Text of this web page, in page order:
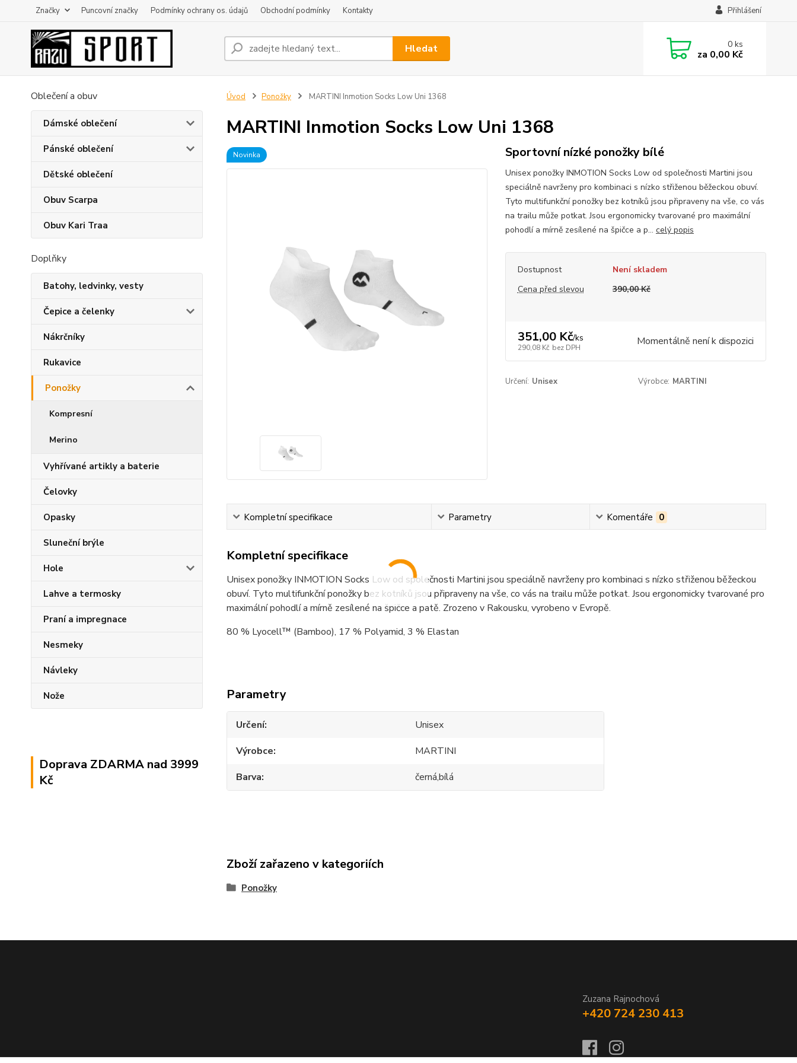
Značky Puncovní značky Podmínky ochrany os. údajů Obchodní podmínky Kontakty Přihlášení
Hledat 0ks
za 0,00 Kč
Oblečení a obuv
Dámské oblečení
Pánské oblečení
Dětské oblečení
Obuv Scarpa
Obuv Kari Traa
Doplňky
Batohy, ledvinky, vesty
Čepice a čelenky
Nákrčníky
Rukavice
Ponožky
Kompresní
Merino
Vyhřívané artikly a baterie
Čelovky
Opasky
Sluneční brýle
Hole
Lahve a termosky
Praní a impregnace
Nesmeky
Návleky
Nože
Doprava ZDARMA nad 3999
Kč
Úvod Ponožky MARTINI Inmotion Socks Low Uni 1368
MARTINI Inmotion Socks Low Uni 1368
Novinka Sportovní nízké ponožky bílé
Unisex ponožky INMOTION Socks Low od společnosti Martini jsou
speciálně navrženy pro kombinaci s nízko střiženou běžeckou obuví.
Tyto multifunkční ponožky bez kotníků jsou připraveny na vše, co vás
na trailu může potkat. Jsou ergonomicky tvarované pro maximální
pohodlí a mírně zesílené na špičce a p... celý popis
Dostupnost
Není skladem
Cena před slevou
390,00 Kč
351,00 Kč/ks
290,08 Kč bez DPH Momentálně není k dispozici
Určení: Unisex Výrobce: MARTINI
Kompletní specifikace Parametry Komentáře 0
Kompletní specifikace
Unisex ponožky INMOTION Socks Low od společnosti Martini jsou speciálně navrženy pro kombinaci s nízko střiženou běžeckou
obuví. Tyto multifunkční ponožky bez kotníků jsou připraveny na vše, co vás na trailu může potkat. Jsou ergonomicky tvarované pro
maximální pohodlí a mírně zesílené na špičce a patě. Zrozeno v Rakousku, vyrobeno v Evropě.
80 % Lyocell™ (Bamboo), 17 % Polyamid, 3 % Elastan
Parametry
Určení
Unisex
Výrobce
MARTINI
Barva
černá,bílá
Zboží zařazeno v kategoriích
Ponožky
Zuzana Rajnochová
+420 724 230 413